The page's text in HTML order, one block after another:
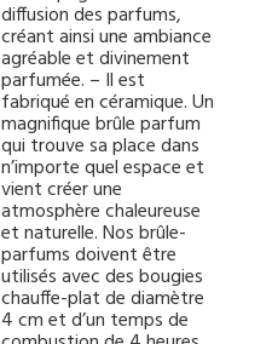
diffusion des parfums,
créant ainsi une ambiance
agréable et divinement
parfumée. – Il est
fabriqué en céramique. Un
magnifique brûle parfum
qui trouve sa place dans
n’importe quel espace et
vient créer une
atmosphère chaleureuse
et naturelle. Nos brûle-
parfums doivent être
utilisés avec des bougies
chauffe-plat de diamètre
4 cm et d’un temps de